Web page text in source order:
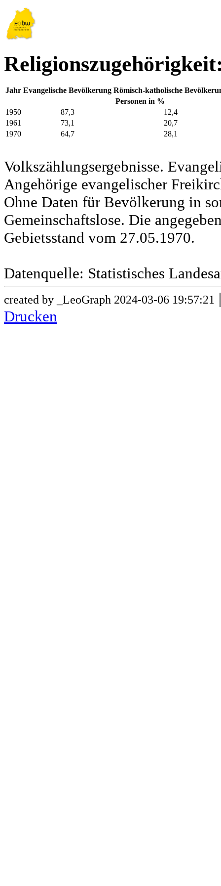
Jahr Evangelische Bevölkerung Römisch-katholische
Personen in %
1950
87,3
12,4
1961
73,1
20,7
1970
64,7 28,1
Volkszählungsergebnisse.
Angehörige evangelischer
Ohne Daten für Bevölkerung in
Gemeinschaftslose. Die
Gebietsstand vom 27.05.1970.
Datenquelle: Statistisches
created by _LeoGraph 2024-03-06 19:57:21
Drucken